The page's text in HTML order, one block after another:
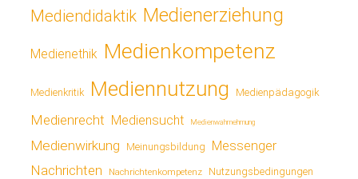
Mediendidaktik Medienerziehung
Medienethik Medienkompetenz
Medienkritik Mediennutzung Medienpädagogik
Medienrecht Mediensucht Medienwahrnehmung
Medienwirkung Meinungsbildung Messenger
Nachrichten Nachrichtenkompetenz Nutzungsbedingungen